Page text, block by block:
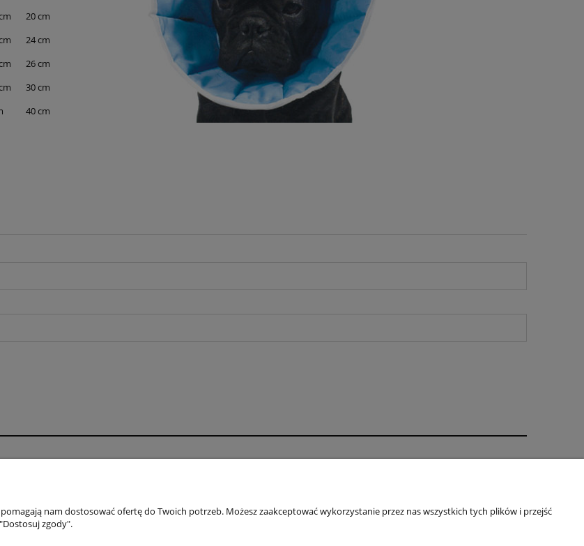
20 cm
24 cm
26 cm
30 cm
40 cm
Ustawienia konta
Przechowalnia
Wygodne zwroty All-in-One
O firmie
nam dostosować ofertę do Twoich potrzeb. Możesz zaakceptować wykorzystanie przez nas wszystkich tych plików i przejść
zgody".